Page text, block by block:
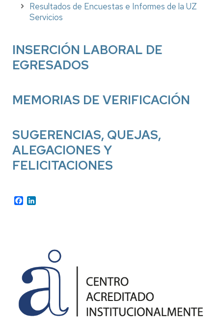
Resultados de Encuestas e Informes de la UZ
Servicios
INSERCIÓN LABORAL DE
EGRESADOS
MEMORIAS DE VERIFICACIÓN
SUGERENCIAS, QUEJAS,
ALEGACIONES Y
FELICITACIONES
Facebook